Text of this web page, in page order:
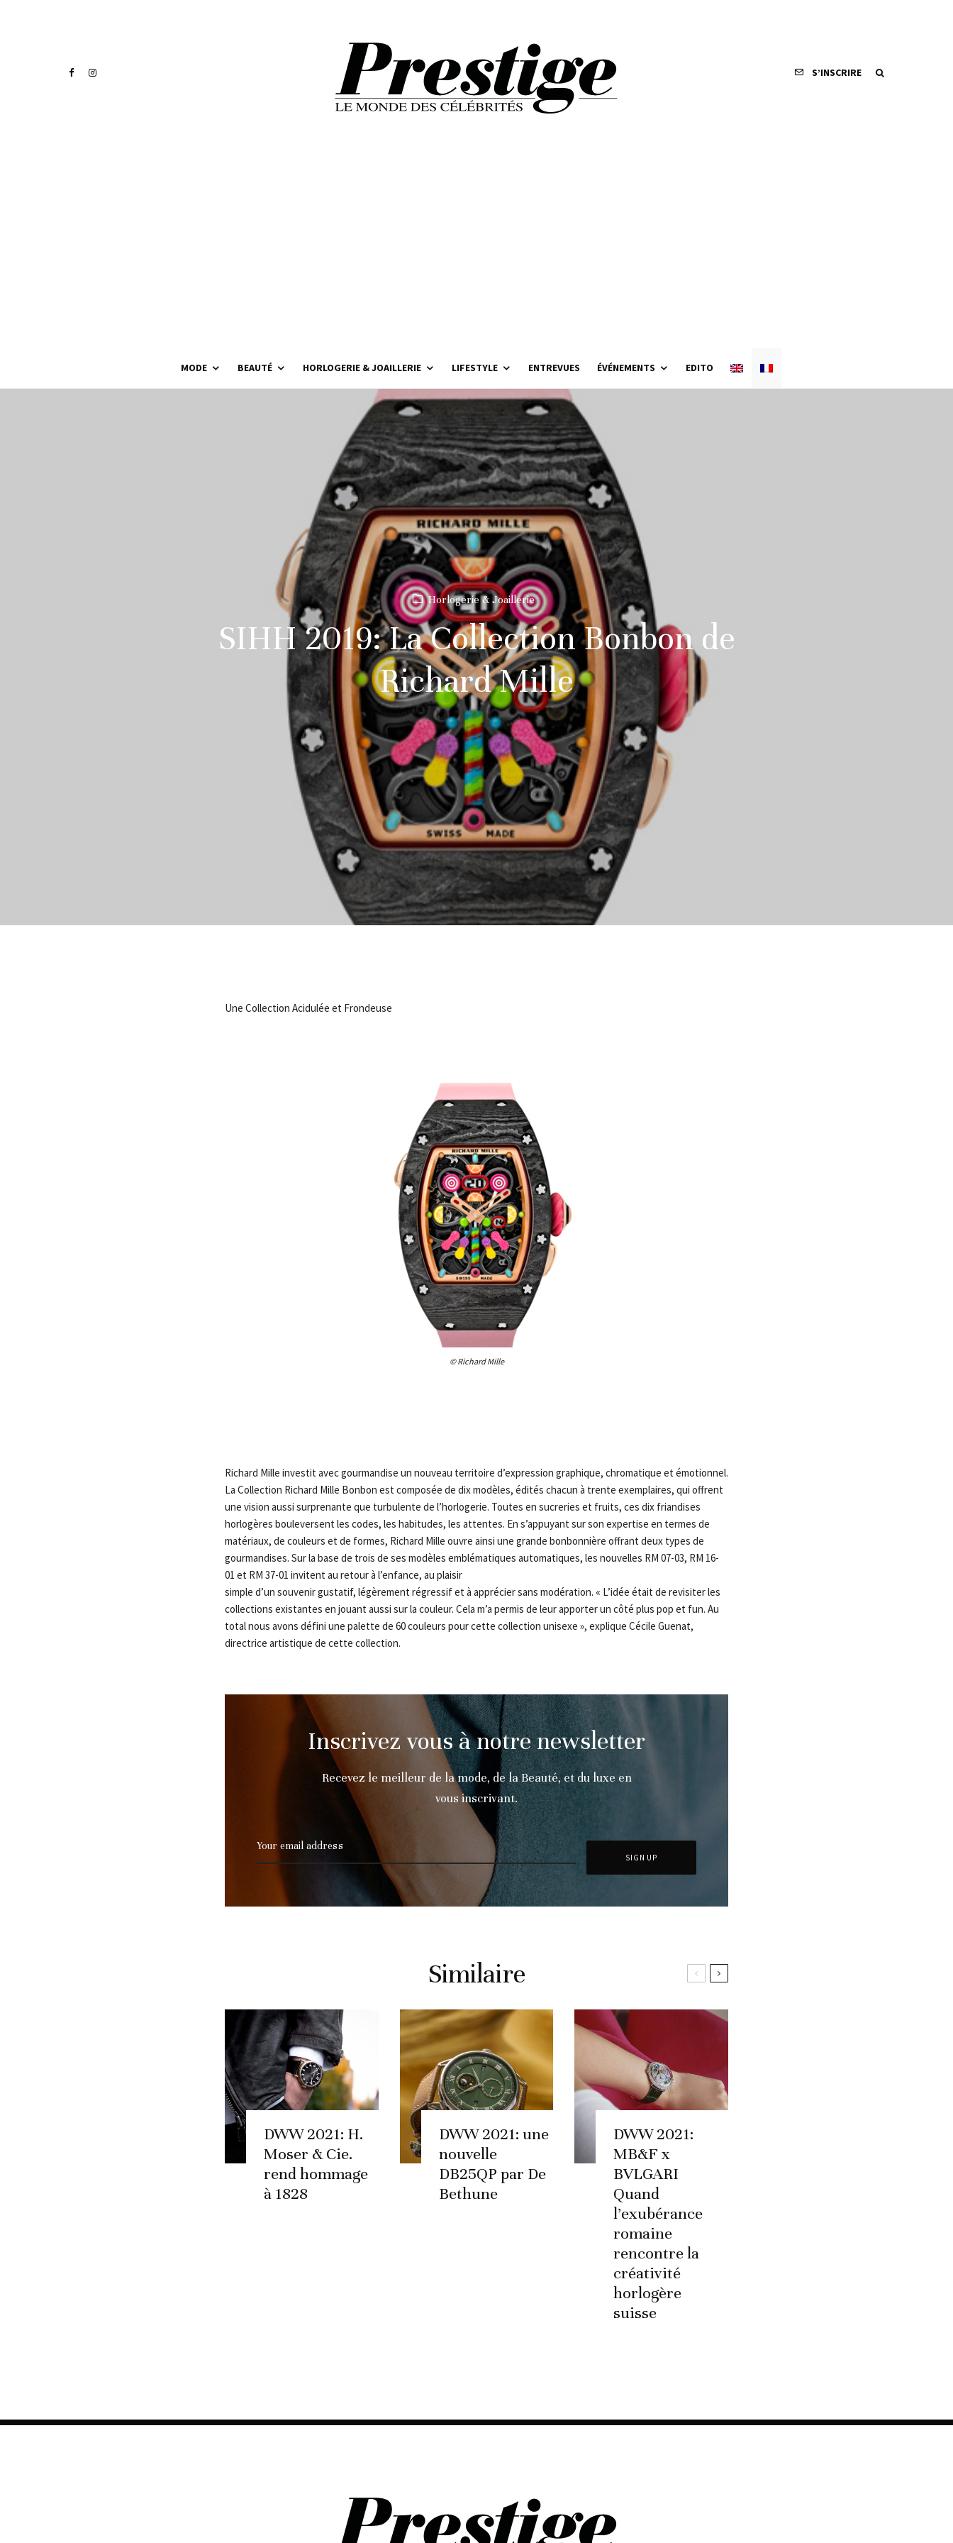
S’INSCRIRE
MODE BEAUTÉ HORLOGERIE & JOAILLERIE LIFESTYLE ENTREVUES ÉVÉNEMENTS EDITO
Horlogerie & Joaillerie
SIHH 2019: La Collection Bonbon de
Richard Mille
Une Collection Acidulée et Frondeuse
© Richard Mille
Richard Mille investit avec gourmandise un nouveau territoire d’expression graphique, chromatique et émotionnel.
La Collection Richard Mille Bonbon est composée de dix modèles, édités chacun à trente exemplaires, qui offrent
une vision aussi surprenante que turbulente de l’horlogerie. Toutes en sucreries et fruits, ces dix friandises
horlogères bouleversent les codes, les habitudes, les attentes. En s’appuyant sur son expertise en termes de
matériaux, de couleurs et de formes, Richard Mille ouvre ainsi une grande bonbonnière offrant deux types de
gourmandises. Sur la base de trois de ses modèles emblématiques automatiques, les nouvelles RM 07-03, RM 16-
01 et RM 37-01 invitent au retour à l’enfance, au plaisir
simple d’un souvenir gustatif, légèrement régressif et à apprécier sans modération. « L’idée était de revisiter les
collections existantes en jouant aussi sur la couleur. Cela m’a permis de leur apporter un côté plus pop et fun. Au
total nous avons défini une palette de 60 couleurs pour cette collection unisexe », explique Cécile Guenat,
directrice artistique de cette collection.
Inscrivez vous à notre newsletter
Recevez le meilleur de la mode, de la Beauté, et du luxe en
vous inscrivant.
Similaire
DWW 2021: H.
Moser & Cie.
rend hommage
à 1828
DWW 2021: une
nouvelle
DB25QP par De
Bethune
DWW 2021:
MB&F x
BVLGARI
Quand
l’exubérance
romaine
rencontre la
créativité
horlogère
suisse